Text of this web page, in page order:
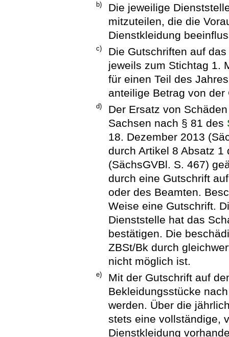
b)
Die jeweilige
mitzuteilen, die die
Dienstkleidung
c)
Die Gutschriften auf
jeweils zum Stichtag 1.
für einen Teil des
anteilige Betrag von
d)
Der Ersatz von
Sachsen nach § 81 des
18. Dezember 2013
durch Artikel 8 Absatz
(SächsGVBl. S. 467)
durch eine Gutschrift
oder des Beamten.
Weise eine Gutschrift.
Dienststelle hat das
bestätigen. Die
ZBSt/Bk durch
nicht möglich ist.
e)
Mit der Gutschrift auf
Bekleidungsstücke
werden. Über die
stets eine vollständige,
Dienstkleidung